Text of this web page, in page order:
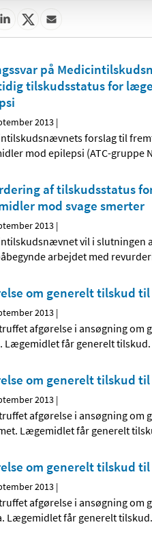
på
tilskudsstatus for
2013 |
forslag til
mod epilepsi (ATC-gruppe
af tilskudsstatus
mod svage smerter
2013 |
vil i slutningen
arbejdet med
om generelt tilskud til
2013 |
afgørelse i ansøgning om
Lægemidlet får generelt tilskud.
om generelt tilskud
2013 |
afgørelse i ansøgning om
Lægemidlet får generelt
om generelt tilskud
2013 |
afgørelse i ansøgning om
Lægemidlet får generelt tilskud.